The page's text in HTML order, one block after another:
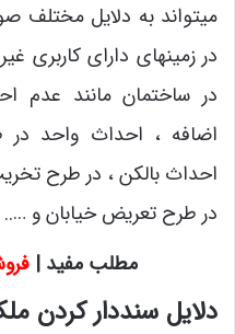
میتواند به دلایل مختلف
در زمینهای دارای کاربری
در ساختمان مانند عدم
اضافه ، احداث واحد
احداث بالکن ، در طرح
در طرح تعریض خیابان و …..
مطلب مفید |
دلایل سنددار کردن